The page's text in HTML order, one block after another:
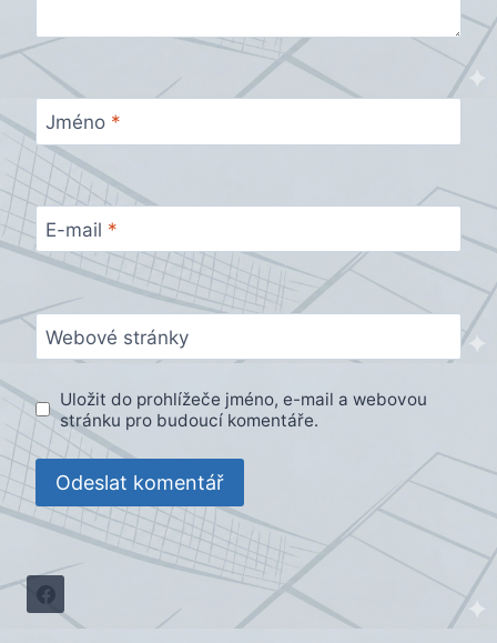
Jméno *
E-mail *
Webové stránky
Uložit do prohlížeče jméno, e-mail a webovou
stránku pro budoucí komentáře.